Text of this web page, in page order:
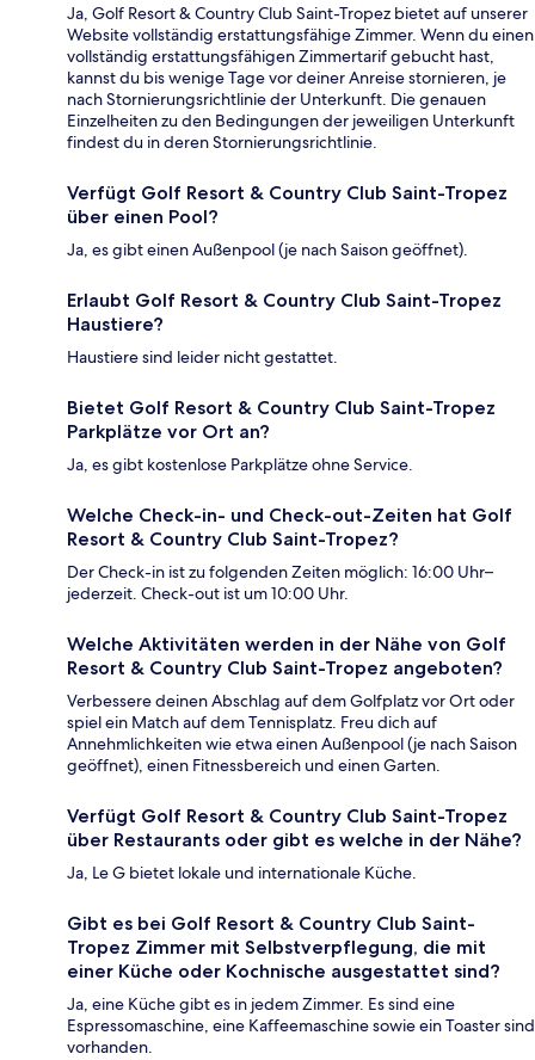
Ja, Golf Resort & Country Club Saint-Tropez bietet auf unserer
Website vollständig erstattungsfähige Zimmer. Wenn du einen
vollständig erstattungsfähigen Zimmertarif gebucht hast,
kannst du bis wenige Tage vor deiner Anreise stornieren, je
nach Stornierungsrichtlinie der Unterkunft. Die genauen
Einzelheiten zu den Bedingungen der jeweiligen Unterkunft
findest du in deren Stornierungsrichtlinie.
Verfügt Golf Resort & Country Club Saint-Tropez
über einen Pool?
Ja, es gibt einen Außenpool (je nach Saison geöffnet).
Erlaubt Golf Resort & Country Club Saint-Tropez
Haustiere?
Haustiere sind leider nicht gestattet.
Bietet Golf Resort & Country Club Saint-Tropez
Parkplätze vor Ort an?
Ja, es gibt kostenlose Parkplätze ohne Service.
Welche Check-in- und Check-out-Zeiten hat Golf
Resort & Country Club Saint-Tropez?
Der Check-in ist zu folgenden Zeiten möglich: 16:00 Uhr–
jederzeit. Check-out ist um 10:00 Uhr.
Welche Aktivitäten werden in der Nähe von Golf
Resort & Country Club Saint-Tropez angeboten?
Verbessere deinen Abschlag auf dem Golfplatz vor Ort oder
spiel ein Match auf dem Tennisplatz. Freu dich auf
Annehmlichkeiten wie etwa einen Außenpool (je nach Saison
geöffnet), einen Fitnessbereich und einen Garten.
Verfügt Golf Resort & Country Club Saint-Tropez
über Restaurants oder gibt es welche in der Nähe?
Ja, Le G bietet lokale und internationale Küche.
Gibt es bei Golf Resort & Country Club Saint-
Tropez Zimmer mit Selbstverpflegung, die mit
einer Küche oder Kochnische ausgestattet sind?
Ja, eine Küche gibt es in jedem Zimmer. Es sind eine
Espressomaschine, eine Kaffeemaschine sowie ein Toaster sind
vorhanden.